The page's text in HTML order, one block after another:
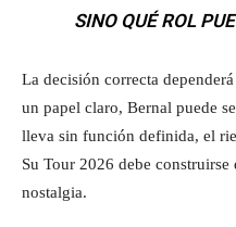
SINO QUÉ ROL
La decisión correcta
un papel claro, Bernal puede
lleva sin función definida, el
Su Tour 2026 debe
nostalgia.